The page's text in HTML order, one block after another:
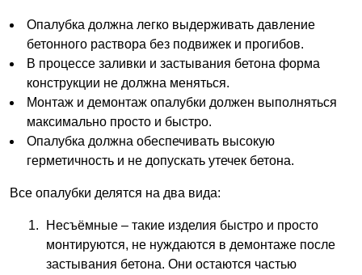
Опалубка должна легко выдерживать давление
бетонного раствора без подвижек и прогибов.
В процессе заливки и застывания бетона форма
конструкции не должна меняться.
Монтаж и демонтаж опалубки должен выполняться
максимально просто и быстро.
Опалубка должна обеспечивать высокую
герметичность и не допускать утечек бетона.
Все опалубки делятся на два вида:
Несъёмные – такие изделия быстро и просто
монтируются, не нуждаются в демонтаже после
застывания бетона. Они остаются частью